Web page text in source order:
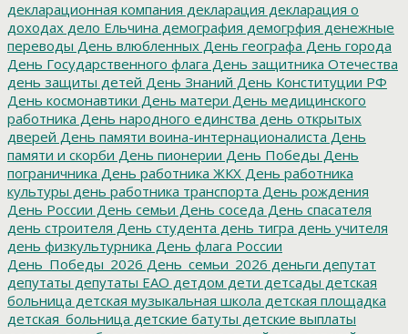
декларационная компания декларация декларация о
доходах дело Ельчина демография демогрфия денежные
переводы День влюбленных День географа День города
День Государственного флага День защитника Отечества
день защиты детей День Знаний День Конституции РФ
День космонавтики День матери День медицинского
работника День народного единства день открытых
дверей День памяти воина-интернационалиста День
памяти и скорби День пионерии День Победы День
пограничника День работника ЖКХ День работника
культуры день работника транспорта День рождения
День России День семьи День соседа День спасателя
день строителя День студента день тигра день учителя
день физкультурника День флага России
День_Победы_2026 День_семьи_2026 деньги депутат
депутаты депутаты ЕАО детдом дети детсады детская
больница детская музыкальная школа детская площадка
детская_больница детские батуты детские выплаты